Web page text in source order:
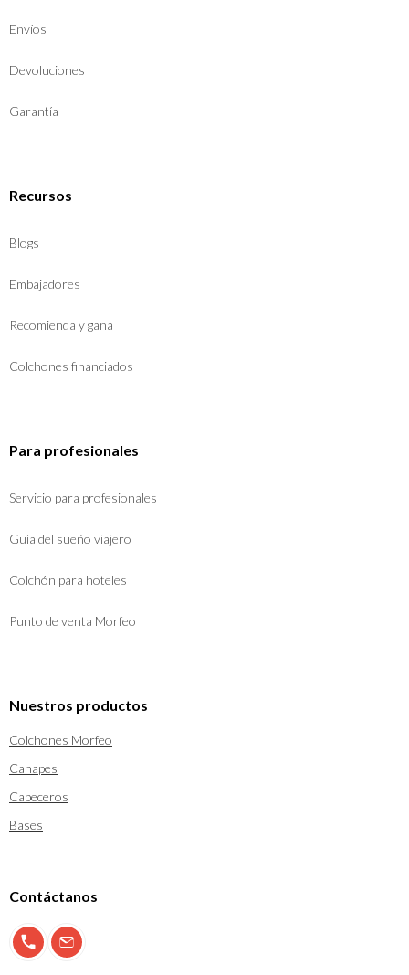
Envíos
Devoluciones
Garantía
Recursos
Blogs
Embajadores
Recomienda y gana
Colchones financiados
Para profesionales
Servicio para profesionales
Guía del sueño viajero
Colchón para hoteles
Punto de venta Morfeo
Nuestros productos
Colchones Morfeo
Canapes
Cabeceros
Bases
Contáctanos
900 897 123info@morfeo.com